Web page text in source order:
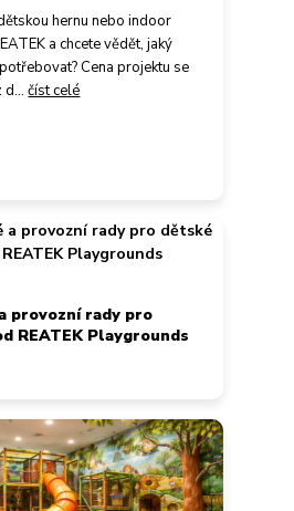
hernu nebo indoor
a chcete vědět, jaký
Cena projektu se
d...číst celé
provozní rady pro
REATEK Playgrounds